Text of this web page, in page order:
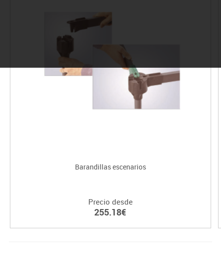
Barandillas escenarios
Precio desde
255.18€